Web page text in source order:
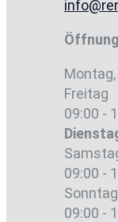
Freitag
09:00 -
09:00 -
Sonntag
09:00 -